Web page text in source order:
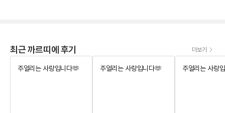
최근 까르띠에 후기 더보기
주얼리는 사랑입니다🫶 주얼리는 사랑입니다🫶 주얼리는 사랑